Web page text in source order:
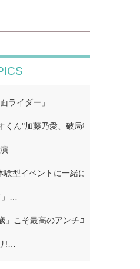
ライダー」…
くん"加藤乃愛、破局報告「どちら
…
験型イベントに一緒に行きたい人
…
」こそ最高のアンチエイジング!…
!…